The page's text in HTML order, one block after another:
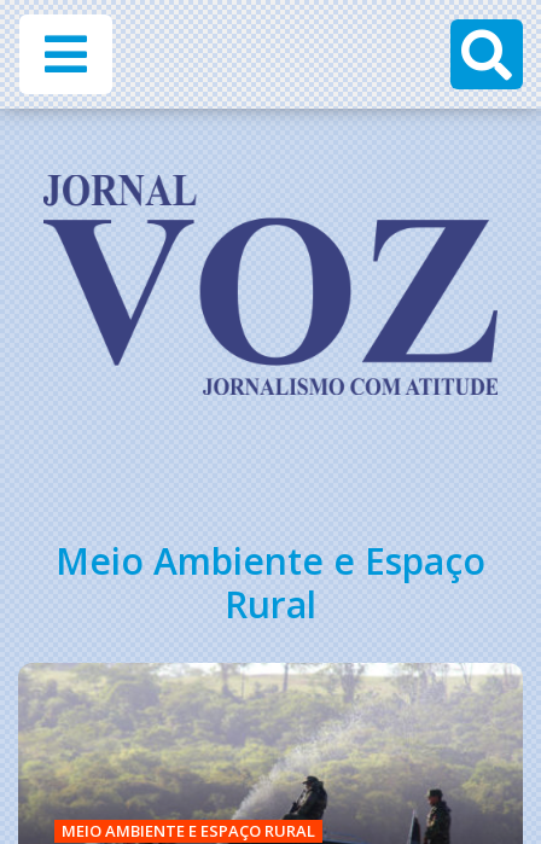
Meio Ambiente e Espaço
Rural
MEIO AMBIENTE E ESPAÇO RURAL